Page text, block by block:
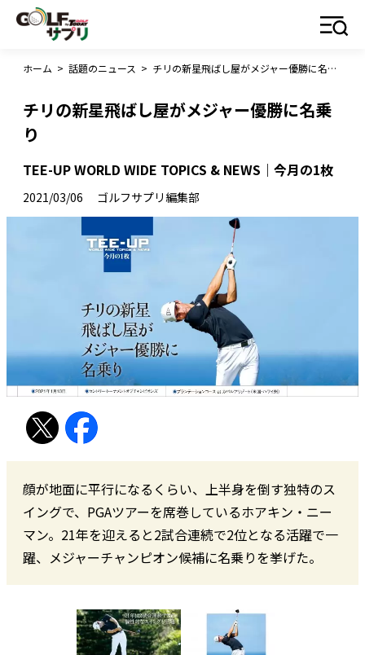
ホーム > 話題のニュース > チリの新星飛ばし屋がメジャー優勝に名乗り
チリの新星飛ばし屋がメジャー優勝に名乗
り
TEE-UP WORLD WIDE TOPICS & NEWS｜今月の1枚
2021/03/06 ゴルフサプリ編集部
顔が地面に平行になるくらい、上半身を倒す独特のス
イングで、PGAツアーを席巻しているホアキン・ニー
マン。21年を迎えると2試合連続で2位となる活躍で一
躍、メジャーチャンピオン候補に名乗りを挙げた。